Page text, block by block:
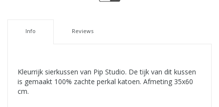
Info Reviews
Kleurrijk sierkussen van Pip Studio. De tijk van dit kussen
is gemaakt 100% zachte perkal katoen. Afmeting 35x60
cm.